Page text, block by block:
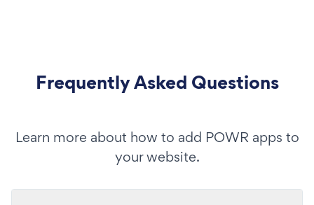
Frequently Asked Questions
Learn more about how to add POWR apps to
your website.